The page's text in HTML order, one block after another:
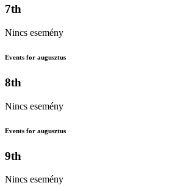
7th
Nincs esemény
Events for augusztus
8th
Nincs esemény
Events for augusztus
9th
Nincs esemény